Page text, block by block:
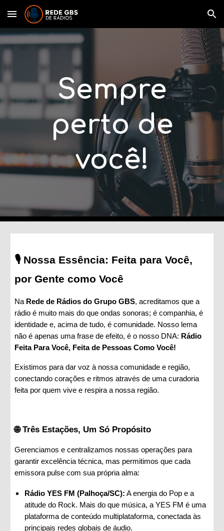
Skip to main content Skip to navigation
Sempre
perto de
você!
🎙️ Nossa Essência: Feita para Você,
por Gente como Você
Na Rede de Rádios do Grupo GBS, acreditamos que a
rádio é muito mais do que ondas sonoras; é companhia, é
identidade e, acima de tudo, é comunidade. Nosso lema
não é apenas uma frase de efeito, é o nosso DNA: Rádio
Feita Para Você, Feita de Pessoas Como Você!
Existimos para dar voz à nossa comunidade e região,
conectando corações e ritmos através de uma curadoria
feita por quem vive e respira a nossa região.
🌐 Três Estações, Um Só Propósito
Gerenciamos e centralizamos nossas operações para
garantir excelência técnica, mas permitimos que cada
emissora pulse com sua própria alma:
Rádio YES FM (Palhoça/SC): A energia do Pop e a
atitude do Rock. Mais do que música, a YES FM é uma
plataforma de conteúdo multiplataforma, conectada às
principais redes globais de áudio.